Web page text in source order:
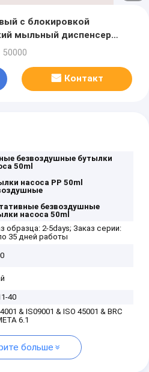
с блокировкой
мыльный диспенсер
и ухода за волосами
50000
Контакт
безвоздушные бутылки
50ml
насоса PP 50ml
безвоздушные
насоса 50ml
образца: 2-5days; Заказ серии:
35 дней работы
40
& IS09001 & ISO 45001 & BRC
6.1
больше